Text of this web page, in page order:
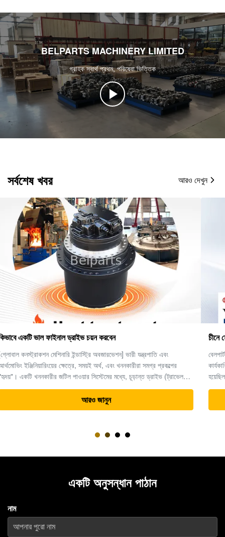
BELPARTS MACHINERY LIMITED
গ্রাহক স্বার্থ প্রথম, পরিষেবা ভিত্তিক
সর্বশেষ খবর আরও দেখুন
চীনে সেরা হাইড্রোলিক এক্সকাভেটর যন্ত্রাংশ প্রস্তুতকারক।
বেলপার্টস মেশিনারি লিমিটেড একটি শীর্ষস্থানীয় বিশ্বব্যাপী সরবরাহকারী যা উচ্চ-
কার্যকারিতা হাইড্রোলিক খননকারীর অংশগুলিতে বিশেষজ্ঞ। ২০১৩ সালে প্রতিষ্ঠিত
হয়েছিল এবং গুয়াংজুতে প্রধান মেশিন হাবের সদর দফতর রয়েছে,কোম্পানিটি বিশ্বব্যাপী
ভারী সরঞ্জাম সমাধানের জন্য একটি নির্ভরযোগ্য অংশীদার হিসাবে তার খ্যাতি ...
আরও জানুন
একটি অনুসন্ধান পাঠান
নাম